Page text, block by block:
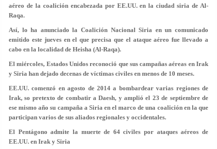
aéreo de la coalición encabezada por EE.UU. en la ciudad siria de Al-
Raqa.
Así, lo ha anunciado la Coalición Nacional Siria en un comunicado
emitido este jueves en el que precisa que el ataque aéreo fue llevado a
cabo en la localidad de Heisha (Al-Raqa).
El miércoles, Estados Unidos reconoció que sus campañas aéreas en Irak
y Siria han dejado decenas de víctimas civiles en menos de 10 meses.
EE.UU. comenzó en agosto de 2014 a bombardear varias regiones de
Irak, so pretexto de combatir a Daesh, y amplió el 23 de septiembre de
ese mismo año su campaña a Siria en el marco de una coalición en la que
participan varios de sus aliados regionales y occidentales.
El Pentágono admite la muerte de 64 civiles por ataques aéreos de
EE.UU. en Irak y Siria